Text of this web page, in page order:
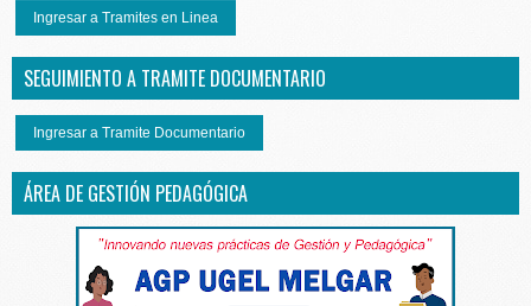
Ingresar a Tramites en Linea
SEGUIMIENTO A TRAMITE DOCUMENTARIO
Ingresar a Tramite Documentario
ÁREA DE GESTIÓN PEDAGÓGICA